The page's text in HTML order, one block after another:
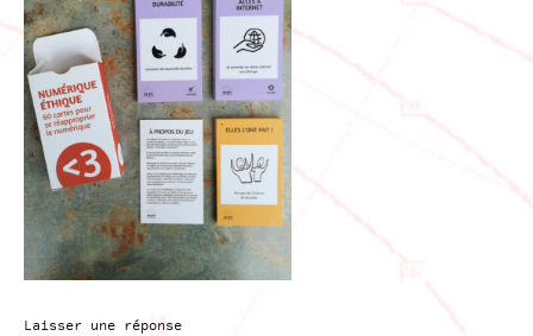
Laisser une réponse